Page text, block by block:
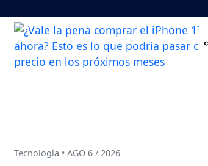
Tecnología • AGO 6 / 2026